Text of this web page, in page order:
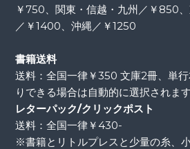
￥750、関東・信越・九州／￥850
／￥1400、沖縄／￥1250
書籍送料
送料：全国一律￥350 文庫2冊、単
りできる場合は自動的に選択されます
レターパック/クリックポスト
送料：全国一律￥430-
※書籍とリトルプレスと少量の糸、